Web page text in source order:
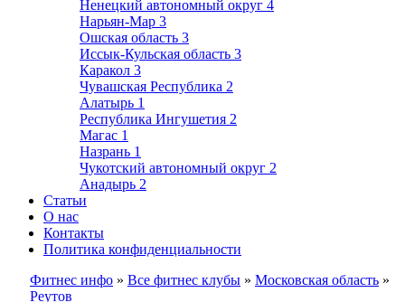
Ненецкий автономный округ 4
Нарьян-Мар 3
Ошская область 3
Иссык-Кульская область 3
Каракол 3
Чувашская Республика 2
Алатырь 1
Республика Ингушетия 2
Магас 1
Назрань 1
Чукотский автономный округ 2
Анадырь 2
Статьи
О нас
Контакты
Политика конфиденциальности
Фитнес инфо » Все фитнес клубы » Московская область »
Реутов